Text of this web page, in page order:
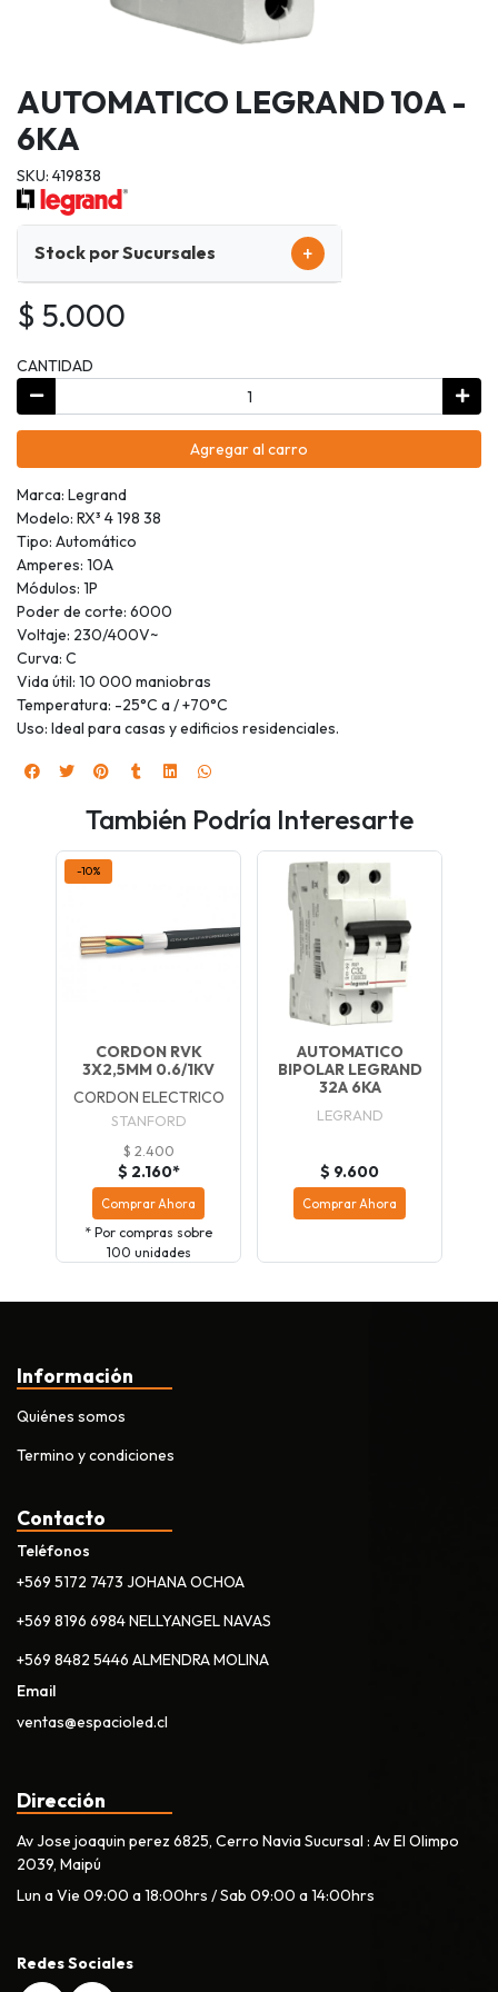
AUTOMATICO LEGRAND 10A -
6KA
SKU: 419838
Stock por Sucursales +
$ 5.000
CANTIDAD
Agregar al carro
Marca: Legrand
Modelo: RX³ 4 198 38
Tipo: Automático
Amperes: 10A
Módulos: 1P
Poder de corte: 6000
Voltaje: 230/400V~
Curva: C
Vida útil: 10 000 maniobras
Temperatura: -25°C a / +70°C
Uso: Ideal para casas y edificios residenciales.
También Podría Interesarte
-10%
CORDON RVK
3X2,5MM 0.6/1KV
CORDON ELECTRICO
STANFORD
$ 2.400
$ 2.160*
Comprar Ahora
* Por compras sobre
100 unidades
AUTOMATICO
BIPOLAR LEGRAND
32A 6KA
LEGRAND
$ 9.600
Comprar Ahora
Información
Quiénes somos
Termino y condiciones
Contacto
Teléfonos
+569 5172 7473 JOHANA OCHOA
+569 8196 6984 NELLYANGEL NAVAS
+569 8482 5446 ALMENDRA MOLINA
Email
ventas@espacioled.cl
Dirección
Av Jose joaquin perez 6825, Cerro Navia Sucursal : Av El Olimpo
2039, Maipú
Lun a Vie 09:00 a 18:00hrs / Sab 09:00 a 14:00hrs
Redes Sociales